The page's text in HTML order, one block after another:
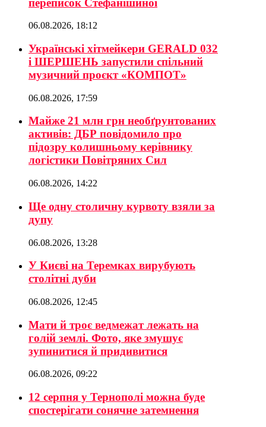
06.08.2026, 18:12
Українські хітмейкери GERALD 032
і ШЕРШЕНЬ запустили спільний
музичний проєкт «КОМПОТ»
06.08.2026, 17:59
Майже 21 млн грн необґрунтованих
активів: ДБР повідомило про
підозру колишньому керівнику
логістики Повітряних Сил
06.08.2026, 14:22
Ще одну столичну курвоту взяли за
дупу
06.08.2026, 13:28
У Києві на Теремках вирубують
столітні дуби
06.08.2026, 12:45
Мати й троє ведмежат лежать на
голій землі. Фото, яке змушує
зупинитися й придивитися
06.08.2026, 09:22
12 серпня у Тернополі можна буде
спостерігати сонячне затемнення